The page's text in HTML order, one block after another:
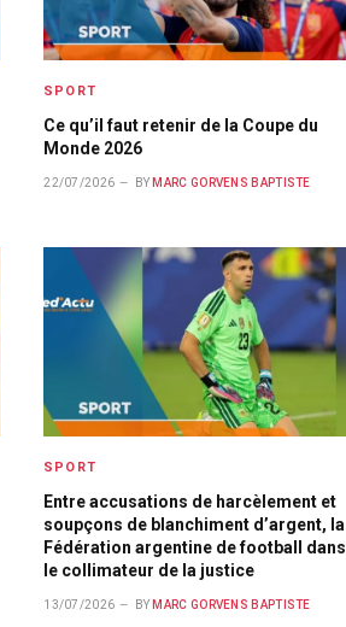
SPORT
Ce qu’il faut retenir de la Coupe du
Monde 2026
22/07/2026 BY MARC GORVENS BAPTISTE
SPORT
Entre accusations de harcèlement et
soupçons de blanchiment d’argent, la
Fédération argentine de football dans
le collimateur de la justice
13/07/2026 BY MARC GORVENS BAPTISTE